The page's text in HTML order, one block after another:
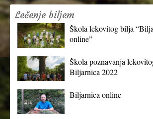
Lečenje biljem
Škola lekovitog bilja
online”
Škola poznavanja
Biljarnica 2022
Biljarnica online